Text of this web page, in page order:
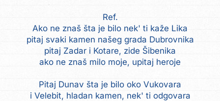
Ref.
Ako ne znaš šta je bilo nek' ti kaže Lika
pitaj svaki kamen našeg grada Dubrovnika
pitaj Zadar i Kotare, zide Šibenika
ako ne znaš milo moje, upitaj heroje
Pitaj Dunav šta je bilo oko Vukovara
i Velebit, hladan kamen, nek' ti odgovara